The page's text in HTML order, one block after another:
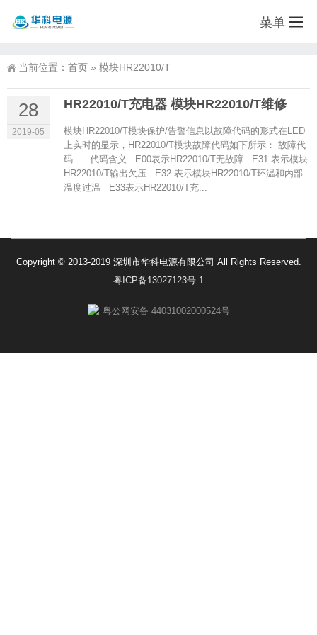
菜单
当前位置： 首页 » 模块HR22010/T
28
2019-05
HR22010/T充电器 模块HR22010/T维修
模块HR22010/T模块保护/告警信息以故障代码的形式在LED
上实时的显示，HR22010/T模块故障代码如下所示： 故障代
码 代码含义 E00表示HR22010/T无故障 E31 表示模块
HR22010/T输出欠压 E32 表示模块HR22010/T环温和内部
温度过温 E33表示HR22010/T充...
Copyright © 2013-2019 深圳市华科电源有限公司 All Rights Reserved.
粤ICP备13027123号-1
粤公网安备 44031002000524号